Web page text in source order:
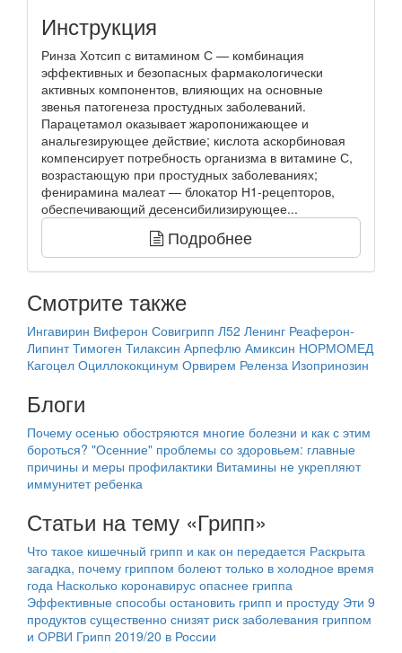
Инструкция
Ринза Хотсип с витамином С — комбинация
эффективных и безопасных фармакологически
активных компонентов, влияющих на основные
звенья патогенеза простудных заболеваний.
Парацетамол оказывает жаропонижающее и
анальгезирующее действие; кислота аскорбиновая
компенсирует потребность организма в витамине С,
возрастающую при простудных заболеваниях;
фенирамина малеат — блокатор Н1-рецепторов,
обеспечивающий десенсибилизирующее...
Подробнее
Смотрите также
Ингавирин Виферон Совигрипп Л52 Ленинг Реаферон-
Липинт Тимоген Тилаксин Арпефлю Амиксин НОРМОМЕД
Кагоцел Оциллококцинум Орвирем Реленза Изопринозин
Блоги
Почему осенью обостряются многие болезни и как с этим
бороться? "Осенние" проблемы со здоровьем: главные
причины и меры профилактики Витамины не укрепляют
иммунитет ребенка
Статьи на тему «Грипп»
Что такое кишечный грипп и как он передается Раскрыта
загадка, почему гриппом болеют только в холодное время
года Насколько коронавирус опаснее гриппа
Эффективные способы остановить грипп и простуду Эти 9
продуктов существенно снизят риск заболевания гриппом
и ОРВИ Грипп 2019/20 в России